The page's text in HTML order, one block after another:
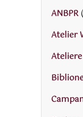
ANBPR
Atelier
Ateliere